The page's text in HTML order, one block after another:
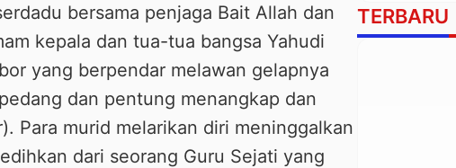
bersama penjaga Bait Allah dan
kepala dan tua-tua bangsa Yahudi
yang berpendar melawan gelapnya
dan pentung menangkap dan
Para murid melarikan diri meninggalkan
dari seorang Guru Sejati yang
TERBARU